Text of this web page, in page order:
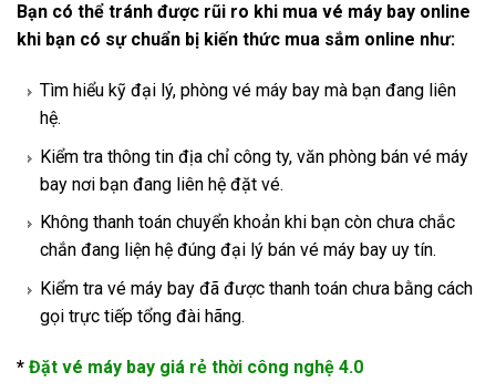
Bạn có thể tránh được rũi ro khi mua vé máy bay online
khi bạn có sự chuẩn bị kiến thức mua sắm online như:
Tìm hiểu kỹ đại lý, phòng vé máy bay mà bạn đang liên
hệ.
Kiểm tra thông tin địa chỉ công ty, văn phòng bán vé máy
bay nơi bạn đang liên hệ đặt vé.
Không thanh toán chuyển khoản khi bạn còn chưa chắc
chắn đang liện hệ đúng đại lý bán vé máy bay uy tín.
Kiểm tra vé máy bay đã được thanh toán chưa bằng cách
gọi trực tiếp tổng đài hãng.
* Đặt vé máy bay giá rẻ thời công nghệ 4.0